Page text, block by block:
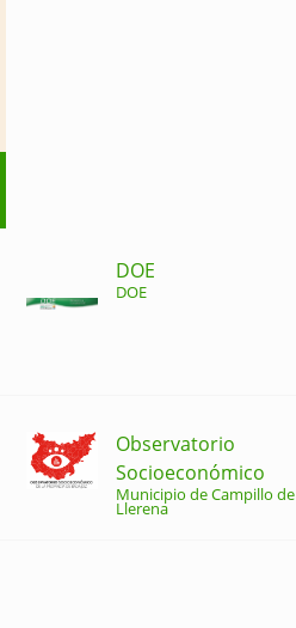
DOE
DOE
Observatorio
Socioeconómico
Municipio de Campillo de
Llerena